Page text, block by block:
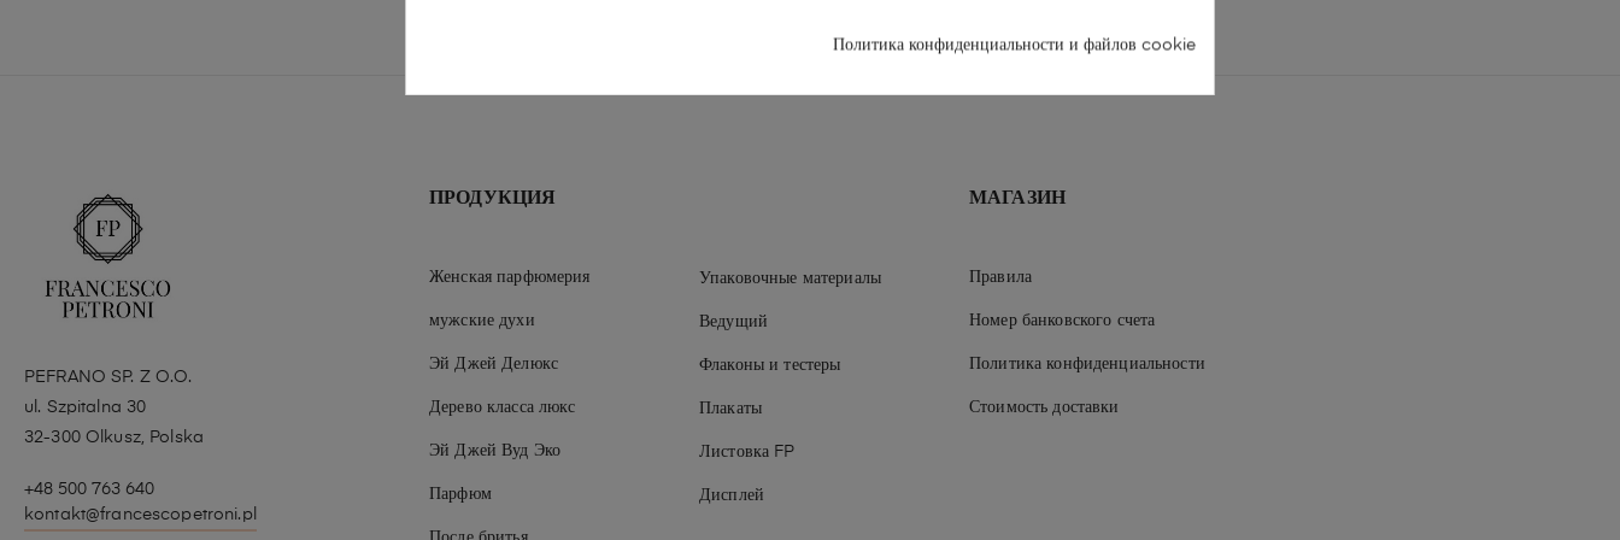
PEFRANO SP. Z O.O.
ul. Szpitalna 30
32-300 Olkusz, Polska
+48 500 763 640
kontakt@francescopetroni.pl
ПРОДУКЦИЯ
Женская парфюмерия
мужские духи
Эй Джей Делюкс
Дерево класса люкс
Эй Джей Вуд Эко
Парфюм
Упаковочные материалы
Ведущий
Флаконы и тестеры
Плакаты
Листовка FP
Дисплей
МАГАЗИН
Правила
Номер банковского счета
Политика конфиденциальности
Стоимость доставки
Политика конфиденциальности и файлов cookie